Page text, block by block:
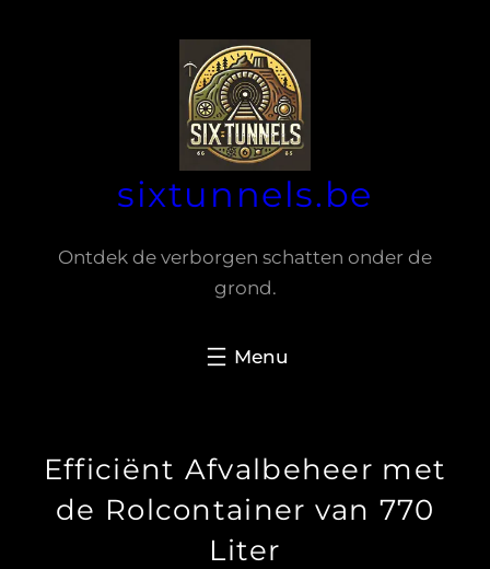
sixtunnels.be
Ontdek de verborgen schatten onder de
grond.
Efficiënt Afvalbeheer met
de Rolcontainer van 770
Liter